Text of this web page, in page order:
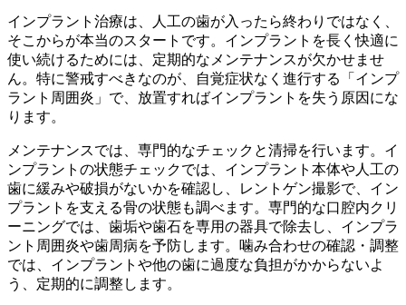
インプラント治療は、人工の歯が入ったら終わりではなく、
そこからが本当のスタートです。インプラントを長く快適に
使い続けるためには、定期的なメンテナンスが欠かせませ
ん。特に警戒すべきなのが、自覚症状なく進行する「インプ
ラント周囲炎」で、放置すればインプラントを失う原因にな
ります。
メンテナンスでは、専門的なチェックと清掃を行います。イ
ンプラントの状態チェックでは、インプラント本体や人工の
歯に緩みや破損がないかを確認し、レントゲン撮影で、イン
プラントを支える骨の状態も調べます。専門的な口腔内クリ
ーニングでは、歯垢や歯石を専用の器具で除去し、インプラ
ント周囲炎や歯周病を予防します。噛み合わせの確認・調整
では、インプラントや他の歯に過度な負担がかからないよ
う、定期的に調整します。